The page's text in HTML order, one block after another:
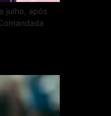
julho, após